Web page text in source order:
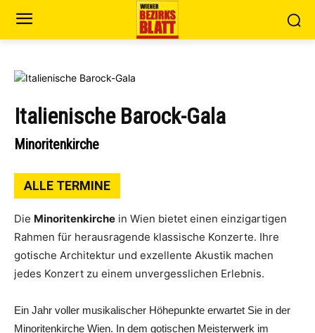
Italienische Barock-Gala
Minoritenkirche
ALLE TERMINE
Die Minoritenkirche in Wien bietet einen einzigartigen
Rahmen für herausragende klassische Konzerte. Ihre
gotische Architektur und exzellente Akustik machen
jedes Konzert zu einem unvergesslichen Erlebnis.
Ein Jahr voller musikalischer Höhepunkte erwartet Sie in der
Minoritenkirche Wien. In dem gotischen Meisterwerk im